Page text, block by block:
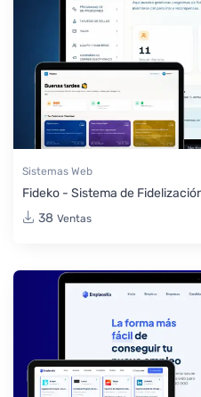
Sistemas Web
Fideko - Sistema de
38 Ventas